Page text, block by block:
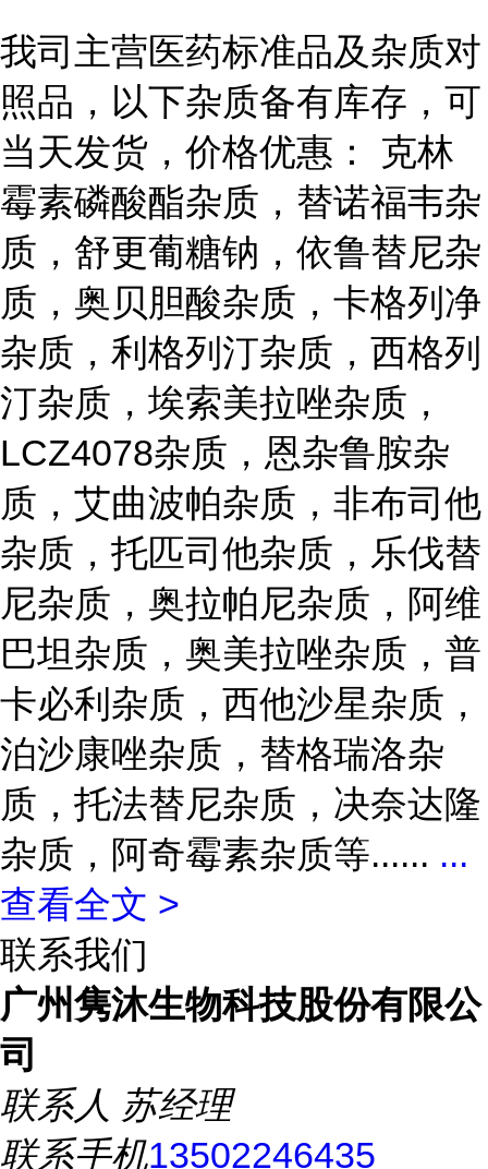
我司主营医药标准品及杂质对
照品，以下杂质备有库存，可
当天发货，价格优惠： 克林
霉素磷酸酯杂质，替诺福韦杂
质，舒更葡糖钠，依鲁替尼杂
质，奥贝胆酸杂质，卡格列净
杂质，利格列汀杂质，西格列
汀杂质，埃索美拉唑杂质，
LCZ4078杂质，恩杂鲁胺杂
质，艾曲波帕杂质，非布司他
杂质，托匹司他杂质，乐伐替
尼杂质，奥拉帕尼杂质，阿维
巴坦杂质，奥美拉唑杂质，普
卡必利杂质，西他沙星杂质，
泊沙康唑杂质，替格瑞洛杂
质，托法替尼杂质，决奈达隆
杂质，阿奇霉素杂质等...... ...
查看全文 >
联系我们
广州隽沐生物科技股份有限公
司
联系人 苏经理
联系手机13502246435